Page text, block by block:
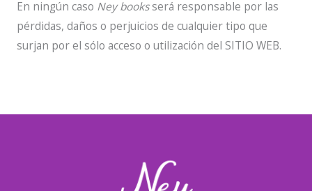
En ningún caso Ney booksserá responsable por las
pérdidas, daños o perjuicios de cualquier tipo que
surjan por el sólo acceso o utilización del SITIO WEB.